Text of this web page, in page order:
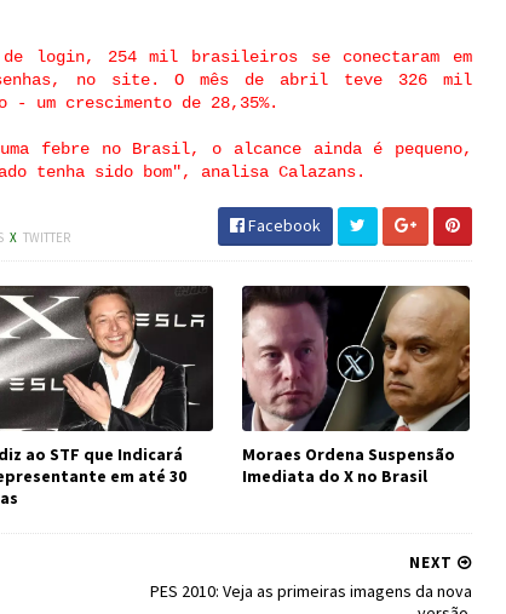
de login, 254 mil brasileiros se conectaram em
no site. O mês de abril teve 326 mil
- um crescimento de 28,35%.
febre no Brasil, o alcance ainda é pequeno,
tenha sido bom", analisa Calazans.
X TWITTER
Facebook
ao STF que Indicará
em até 30
Moraes Ordena Suspensão
Imediata do X no Brasil
NEXT
PES 2010: Veja as primeiras imagens da nova